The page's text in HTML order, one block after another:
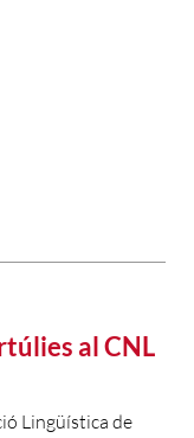
al CNL
Lingüística de